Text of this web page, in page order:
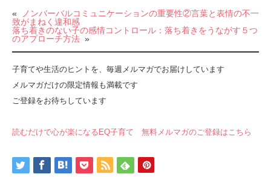
«
ノンバーバルコミュニケーションの重要性②言葉と表情の不一
致がまねく違和感
落ち着きのない子の感情コントロール：落ち着きをうながす５つ
のアプローチ方法 »
子育てや生活のヒントを、毎週メルマガでお届けしています
メルマガだけの限定情報も満載です
ご登録をお待ちしています
読むだけで心が楽になるEQ子育て 無料メルマガのご登録はこちら